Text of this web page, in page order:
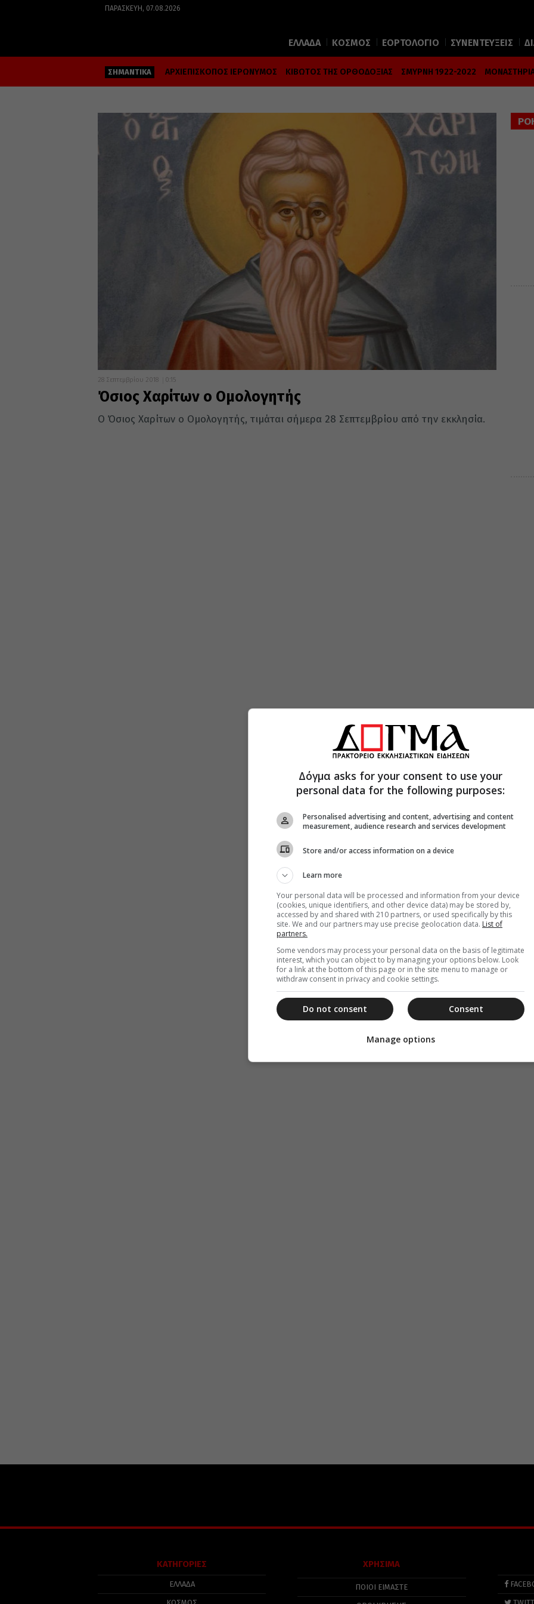
ΠΑΡΑΣΚΕΥΉ, 07.08.2026
ΕΛΛΑΔΑ ΚΟΣΜΟΣ ΕΟΡΤΟΛΟΓΙΟ ΣΥΝΕΝΤΕΥΞΕΙΣ
ΣΗΜΑΝΤΙΚΑ ΑΡΧΙΕΠΙΣΚΟΠΟΣ ΙΕΡΩΝΥΜΟΣ ΚΙΒΩΤΟΣ ΤΗΣ ΟΡΘΟΔΟΞΙΑΣ ΣΜΥΡΝΗ 1922-2022
28 Σεπτεμβρίου 2018 0:15
Όσιος Χαρίτων ο Ομολογητής
Ο Όσιος Χαρίτων ο Ομολογητής, τιμάται σήμερα 28 Σεπτεμβρίου από την εκκλησία.
ΚΑΤΗΓΟΡΙΕΣ
ΕΛΛΑΔΑ
ΧΡΗΣΙΜΑ
ΠΟΙΟΙ ΕΙΜΑΣΤΕ
Δόγμα asks for your consent to use your
personal data for the following purposes:
Personalised advertising and content, advertising and content
measurement, audience research and services development
Store and/or access information on a device
Learn more
Your personal data will be processed and information from your device
(cookies, unique identifiers, and other device data) may be stored by,
accessed by and shared with 210 partners, or used specifically by this
site. We and our partners may use precise geolocation data. List of
partners.
Some vendors may process your personal data on the basis of legitimate
interest, which you can object to by managing your options below. Look
for a link at the bottom of this page or in the site menu to manage or
withdraw consent in privacy and cookie settings.
Consent
Do not consent
Manage options